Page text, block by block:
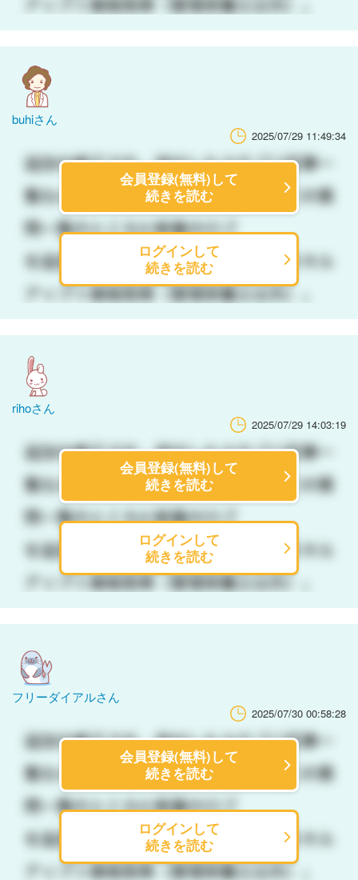
buhiさん
2025/07/29 11:49:34
会員登録(無料)して
続きを読む
ログインして
続きを読む
rihoさん
2025/07/29 14:03:19
会員登録(無料)して
続きを読む
ログインして
続きを読む
フリーダイアルさん
2025/07/30 00:58:28
会員登録(無料)して
続きを読む
ログインして
続きを読む